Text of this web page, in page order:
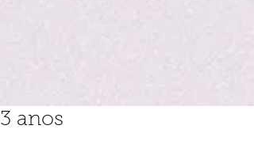
3 anos